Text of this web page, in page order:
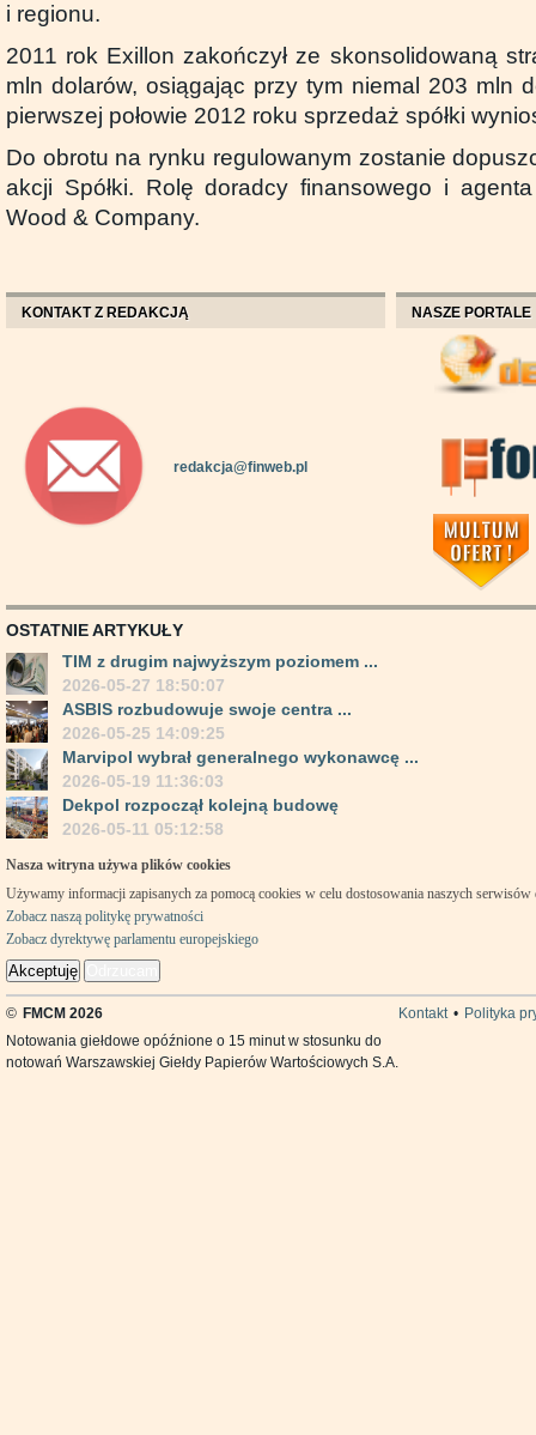
i regionu.
2011 rok Exillon zakończył ze skonsolidowaną
mln dolarów, osiągając przy tym niemal 203 mln
pierwszej połowie 2012 roku sprzedaż spółki
Do obrotu na rynku regulowanym zostanie
akcji Spółki. Rolę doradcy finansowego i
Wood & Company.
KONTAKT Z REDAKCJĄ
redakcja@finweb.pl
NASZE PORTALE
OSTATNIE ARTYKUŁY
TIM z drugim najwyższym poziomem ...
2026-05-27 18:50:07
ASBIS rozbudowuje swoje centra ...
2026-05-25 14:09:25
Marvipol wybrał generalnego wykonawcę ...
2026-05-19 11:36:03
Dekpol rozpoczął kolejną budowę
2026-05-11 05:12:58
Nasza witryna używa plików cookies
Używamy informacji zapisanych za pomocą cookies w celu dostosowania naszych
Zobacz naszą politykę prywatności
Zobacz dyrektywę parlamentu europejskiego
Akceptuję
© FMCM 2026 Kontakt • Polityka
Notowania giełdowe opóźnione o 15 minut w stosunku do
notowań Warszawskiej Giełdy Papierów Wartościowych S.A.